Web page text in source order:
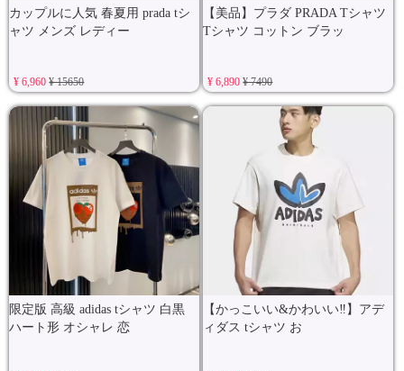
カップルに人気 春夏用 prada tシ
ャツ メンズ レディー
¥ 6,960¥ 15650
【美品】プラダ PRADA Tシャツ
Tシャツ コットン ブラッ
¥ 6,890¥ 7490
限定版 高級 adidas tシャツ 白黒
ハート形 オシャレ 恋
【かっこいい&かわいい‼️】アデ
ィダス tシャツ お